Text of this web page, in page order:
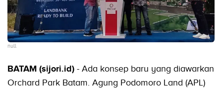
null
BATAM (sijori.id) - Ada konsep baru yang diawarkan
Orchard Park Batam. Agung Podomoro Land (APL)